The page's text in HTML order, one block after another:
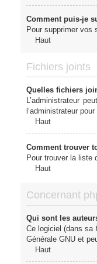
Comment puis-je
Pour supprimer vos
Haut
Fichiers joints
Quelles fichiers
L’administrateur
l’administrateur
Haut
Comment trouver
Pour trouver la liste
Haut
Concernant
Qui sont les
Ce logiciel (dans sa
Générale GNU et
Haut